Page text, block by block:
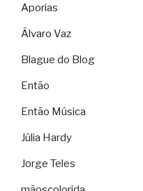
Aporias
Álvaro Vaz
Blague do Blog
Então
Então Música
Júlia Hardy
Jorge Teles